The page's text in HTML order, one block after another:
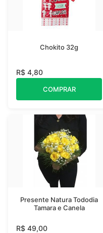
Chokito 32g
R$ 4,80
COMPRAR
Presente Natura Tododia
Tamara e Canela
R$ 49,00